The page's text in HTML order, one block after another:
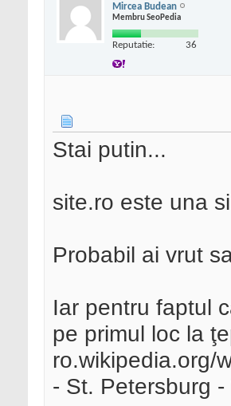
Mircea Budean
Membru SeoPedia
Reputatie: 36
Stai putin...
site.ro este una
Probabil ai vrut
Iar pentru faptul
pe primul loc la
ro.wikipedia.org/
- St. Petersburg